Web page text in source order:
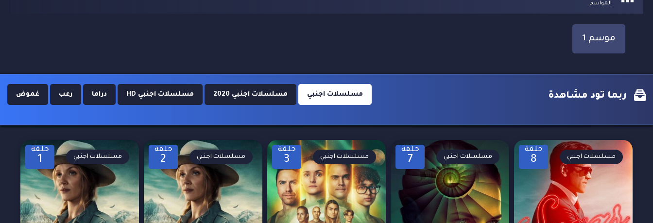
المواسم
موسم 1
ربما تود مشاهدة مسلسلات اجنبي مسلسلات اجنبي 2020 مسلسلات اجنبي HD دراما رعب غموض
حلقة
8 مسلسلات اجنبي
حلقة
7 مسلسلات اجنبي
حلقة
3 مسلسلات اجنبي
حلقة
2 مسلسلات اجنبي
حلقة
1 مسلسلات اجنبي